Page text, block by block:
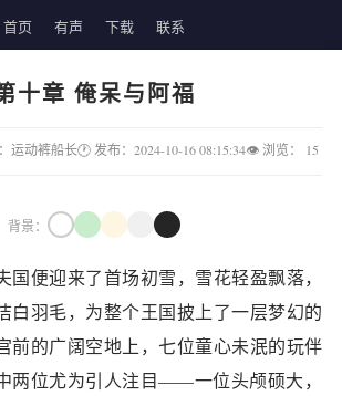
首页 有声 下载 联系
十章 俺呆与阿福
运动裤船长🕐 发布：2024-10-16 08:15:34👁 浏览： 15
背景：
国便迎来了首场初雪，雪花轻盈飘落，
白羽毛，为整个王国披上了一层梦幻的
前的广阔空地上，七位童心未泯的玩伴
两位尤为引人注目——一位头颅硕大，